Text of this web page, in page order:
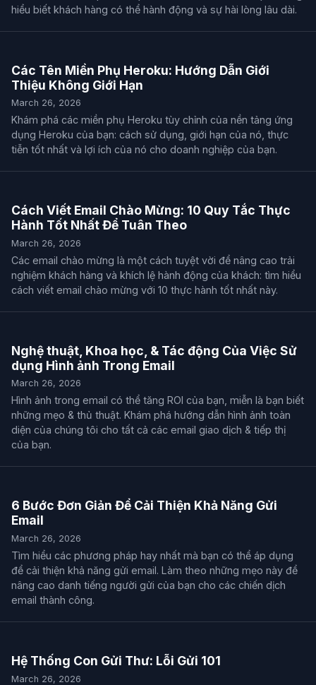
hiểu biết khách hàng có thể hành động và sự hài lòng lâu dài.
Các Tên Miền Phụ Heroku: Hướng Dẫn Giới
Thiệu Không Giới Hạn
March 26, 2026
Khám phá các miền phụ Heroku tùy chỉnh của nền tảng ứng
dụng Heroku của bạn: cách sử dụng, giới hạn của nó, thực
tiễn tốt nhất và lợi ích của nó cho doanh nghiệp của bạn.
Cách Viết Email Chào Mừng: 10 Quy Tắc Thực
Hành Tốt Nhất Để Tuân Theo
March 26, 2026
Các email chào mừng là một cách tuyệt vời để nâng cao trải
nghiệm khách hàng và khích lệ hành động của khách: tìm hiểu
cách viết email chào mừng với 10 thực hành tốt nhất này.
Nghệ thuật, Khoa học, & Tác động Của Việc Sử
dụng Hình ảnh Trong Email
March 26, 2026
Hình ảnh trong email có thể tăng ROI của bạn, miễn là bạn biết
những mẹo & thủ thuật. Khám phá hướng dẫn hình ảnh toàn
diện của chúng tôi cho tất cả các email giao dịch & tiếp thị
của bạn.
6 Bước Đơn Giản Để Cải Thiện Khả Năng Gửi
Email
March 26, 2026
Tìm hiểu các phương pháp hay nhất mà bạn có thể áp dụng
để cải thiện khả năng gửi email. Làm theo những mẹo này để
nâng cao danh tiếng người gửi của bạn cho các chiến dịch
email thành công.
Hệ Thống Con Gửi Thư: Lỗi Gửi 101
March 26, 2026